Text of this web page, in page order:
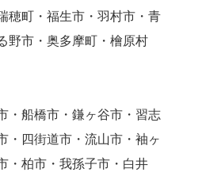
穂町・福生市・羽村市・青
野市・奥多摩町・檜原村
・船橋市・鎌ヶ谷市・習志
・四街道市・流山市・袖ヶ
・柏市・我孫子市・白井